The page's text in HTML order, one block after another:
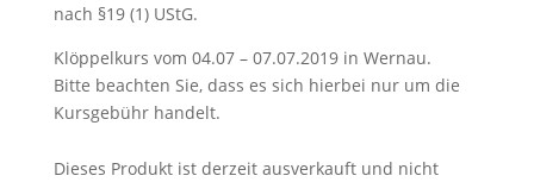
nach §19 (1) UStG.
Klöppelkurs vom 04.07 – 07.07.2019 in Wernau.
Bitte beachten Sie, dass es sich hierbei nur um die
Kursgebühr handelt.
Dieses Produkt ist derzeit ausverkauft und nicht